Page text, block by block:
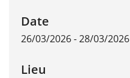
Date
26/03/2026 - 28/03/2026
Lieu